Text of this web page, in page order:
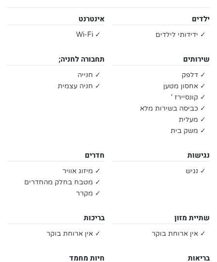
ילדים
✓ ידידותי לילדים
אינטרנט
✓ Wi-Fi
שירותים
✓ דלפק
✓ אחסון מטען
✓ קונסיירז '
✓ כביסה בשירות מלא
✓ מעלית
✓ משק בית
תחבורה לחניה;
✓ חנייה
✓ חניה עצמית
נגישות
✓ נגיש
חדרים
✓ מיזוג אוויר
✓ מטבח בחלק מהחדרים
✓ מקרר
שתיית מזון
✓ אין ארוחת בוקר
בריכות
✓ אין ארוחת בוקר
בריאות חיות מחמד